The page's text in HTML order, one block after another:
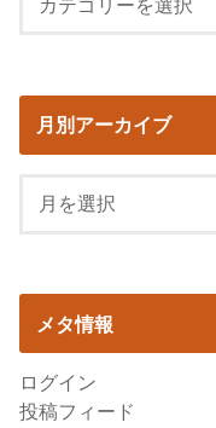
月別アーカイブ
メタ情報
ログイン
投稿フィード